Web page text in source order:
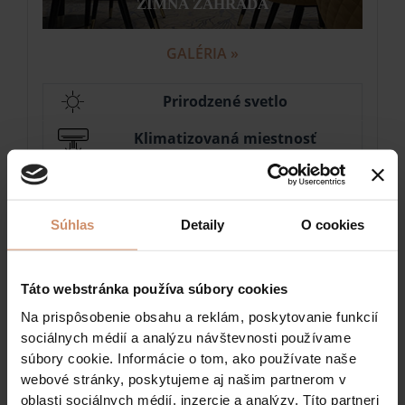
Súhlas Detaily O cookies
Táto webstránka používa súbory cookies
Na prispôsobenie obsahu a reklám, poskytovanie funkcií
sociálnych médií a analýzu návštevnosti používame
súbory cookie. Informácie o tom, ako používate naše
webové stránky, poskytujeme aj našim partnerom v
oblasti sociálnych médií, inzercie a analýzy. Títo partneri
ZIMNÁ ZÁHRADA
GALÉRIA »
Prirodzené svetlo
Klimatizovaná miestnosť
Bezplatné Wi-Fi
Podlahová plocha: 70 m2
Šírka: 4,3m dĺžka: 16,4m
Usporiadanie miestnosti